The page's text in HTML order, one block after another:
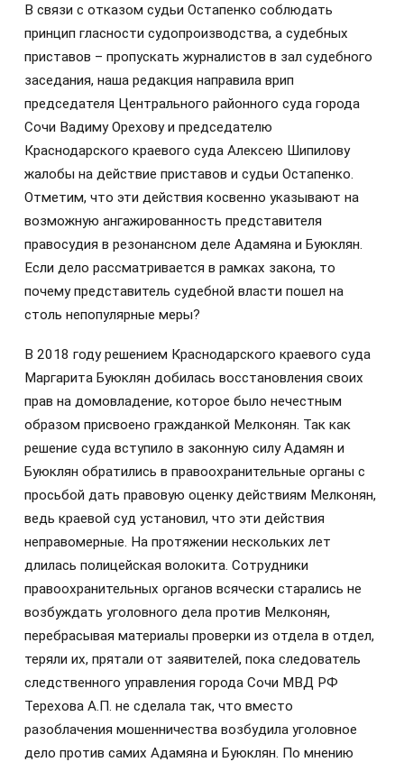
В связи с отказом судьи Остапенко соблюдать
принцип гласности судопроизводства, а судебных
приставов – пропускать журналистов в зал судебного
заседания, наша редакция направила врип
председателя Центрального районного суда города
Сочи Вадиму Орехову и председателю
Краснодарского краевого суда Алексею Шипилову
жалобы на действие приставов и судьи Остапенко.
Отметим, что эти действия косвенно указывают на
возможную ангажированность представителя
правосудия в резонансном деле Адамяна и Буюклян.
Если дело рассматривается в рамках закона, то
почему представитель судебной власти пошел на
столь непопулярные меры?
В 2018 году решением Краснодарского краевого суда
Маргарита Буюклян добилась восстановления своих
прав на домовладение, которое было нечестным
образом присвоено гражданкой Мелконян. Так как
решение суда вступило в законную силу Адамян и
Буюклян обратились в правоохранительные органы с
просьбой дать правовую оценку действиям Мелконян,
ведь краевой суд установил, что эти действия
неправомерные. На протяжении нескольких лет
длилась полицейская волокита. Сотрудники
правоохранительных органов всячески старались не
возбуждать уголовного дела против Мелконян,
перебрасывая материалы проверки из отдела в отдел,
теряли их, прятали от заявителей, пока следователь
следственного управления города Сочи МВД РФ
Терехова А.П. не сделала так, что вместо
разоблачения мошенничества возбудила уголовное
дело против самих Адамяна и Буюклян. По мнению